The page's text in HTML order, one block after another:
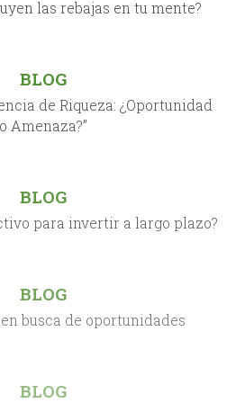
las rebajas en tu mente?
BLOG
de Riqueza: ¿Oportunidad
o Amenaza?”
BLOG
para invertir a largo plazo?
BLOG
busca de oportunidades
BLOG